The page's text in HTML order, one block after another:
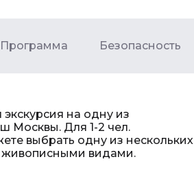
Программа Безопасность
на одну из
Москвы. Для 1-2 чел.
выбрать одну из нескольких
видами.